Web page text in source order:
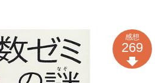
感想
269